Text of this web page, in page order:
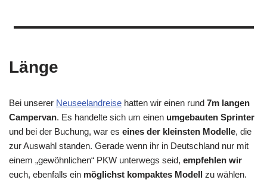
Länge
Bei unserer Neuseelandreise hatten wir einen rund 7m langen
Campervan. Es handelte sich um einen umgebauten Sprinter
und bei der Buchung, war es eines der kleinsten Modelle, die
zur Auswahl standen. Gerade wenn ihr in Deutschland nur mit
einem „gewöhnlichen“ PKW unterwegs seid, empfehlen wir
euch, ebenfalls ein möglichst kompaktes Modell zu wählen.